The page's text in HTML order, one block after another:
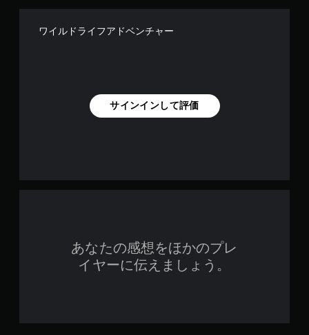
ワイルドライフアドベンチャー
サインインして評価
あなたの感想をほかのプレ
イヤーに伝えましょう。